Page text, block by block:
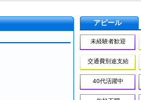
アピール
未経験者歓迎
交通費別途支給
40代活躍中